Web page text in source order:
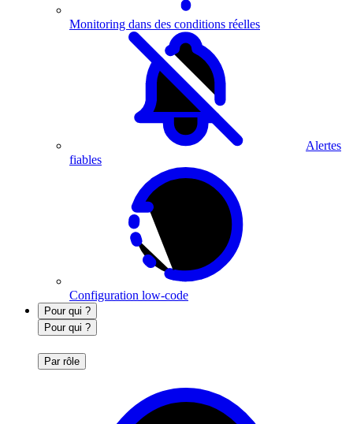
Monitoring dans des conditions réelles
Alertes
fiables
Configuration low-code
Pour qui ?
Pour qui ?
Par rôle